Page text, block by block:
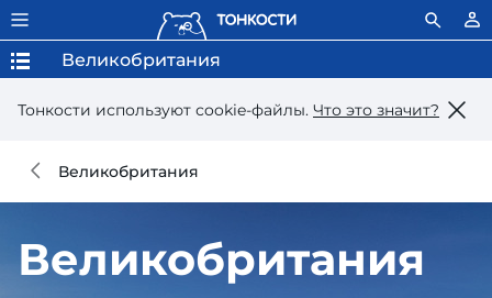
Тонкости используют сookie-файлы. Что это значит?
Великобритания
Великобритания
Великобритания